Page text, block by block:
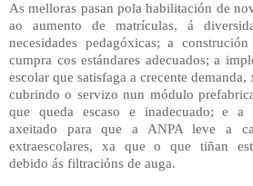
As melloras pasan pola habilitación de
ao aumento de matrículas, á
necesidades pedagóxicas; a
cumpra cos estándares adecuados; a
escolar que satisfaga a crecente demanda,
cubrindo o servizo nun módulo
que queda escaso e inadecuado; e a
axeitado para que a ANPA leve a
extraescolares, xa que o que tiñan
debido ás filtracións de auga.